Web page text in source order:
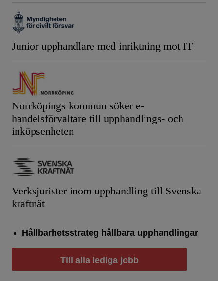
Junior upphandlare med inriktning mot IT
Norrköpings kommun söker e-
handelsförvaltare till upphandlings- och
inköpsenheten
Verksjurister inom upphandling till Svenska
kraftnät
Hållbarhetsstrateg hållbara upphandlingar
Till alla lediga jobb